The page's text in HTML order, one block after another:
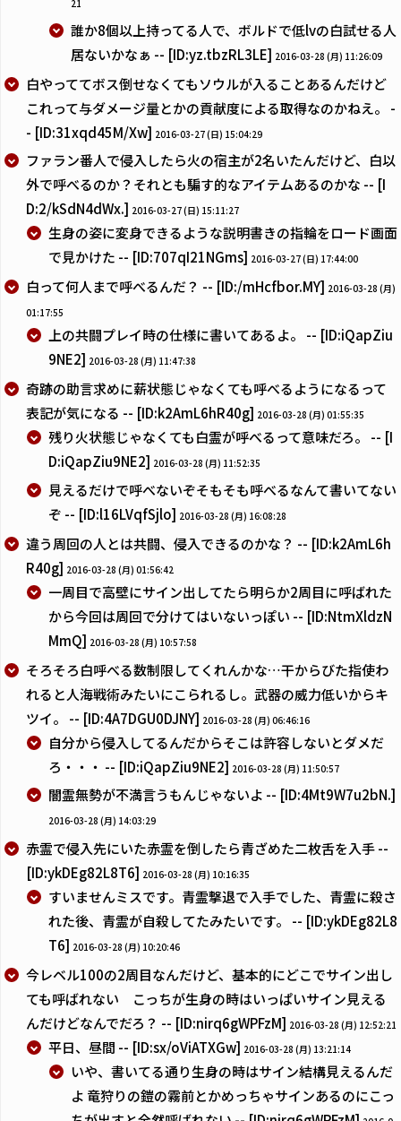
21
誰か8個以上持ってる人で、ボルドで低lvの白試せる人
居ないかなぁ -- [ID:yz.tbzRL3LE] 2016-03-28 (月) 11:26:09
白やっててボス倒せなくてもソウルが入ることあるんだけど
これって与ダメージ量とかの貢献度による取得なのかねえ。 -
- [ID:31xqd45M/Xw] 2016-03-27 (日) 15:04:29
ファラン番人で侵入したら火の宿主が2名いたんだけど、白以
外で呼べるのか？それとも騙す的なアイテムあるのかな -- [I
D:2/kSdN4dWx.] 2016-03-27 (日) 15:11:27
生身の姿に変身できるような説明書きの指輪をロード画面
で見かけた -- [ID:707qI21NGms] 2016-03-27 (日) 17:44:00
白って何人まで呼べるんだ？ -- [ID:/mHcfbor.MY] 2016-03-28 (月)
01:17:55
上の共闘プレイ時の仕様に書いてあるよ。 -- [ID:iQapZiu
9NE2] 2016-03-28 (月) 11:47:38
奇跡の助言求めに薪状態じゃなくても呼べるようになるって
表記が気になる -- [ID:k2AmL6hR40g] 2016-03-28 (月) 01:55:35
残り火状態じゃなくても白霊が呼べるって意味だろ。 -- [I
D:iQapZiu9NE2] 2016-03-28 (月) 11:52:35
見えるだけで呼べないぞそもそも呼べるなんて書いてない
ぞ -- [ID:l16LVqfSjlo] 2016-03-28 (月) 16:08:28
違う周回の人とは共闘、侵入できるのかな？ -- [ID:k2AmL6h
R40g] 2016-03-28 (月) 01:56:42
一周目で高壁にサイン出してたら明らか2周目に呼ばれた
から今回は周回で分けてはいないっぽい -- [ID:NtmXldzN
MmQ] 2016-03-28 (月) 10:57:58
そろそろ白呼べる数制限してくれんかな…干からびた指使わ
れると人海戦術みたいにこられるし。武器の威力低いからキ
ツイ。 -- [ID:4A7DGU0DJNY] 2016-03-28 (月) 06:46:16
自分から侵入してるんだからそこは許容しないとダメだ
ろ・・・ -- [ID:iQapZiu9NE2] 2016-03-28 (月) 11:50:57
闇霊無勢が不満言うもんじゃないよ -- [ID:4Mt9W7u2bN.]
2016-03-28 (月) 14:03:29
赤霊で侵入先にいた赤霊を倒したら青ざめた二枚舌を入手 --
[ID:ykDEg82L8T6] 2016-03-28 (月) 10:16:35
すいませんミスです。青霊撃退で入手でした、青霊に殺さ
れた後、青霊が自殺してたみたいです。 -- [ID:ykDEg82L8
T6] 2016-03-28 (月) 10:20:46
今レベル100の2周目なんだけど、基本的にどこでサイン出し
ても呼ばれない こっちが生身の時はいっぱいサイン見える
んだけどなんでだろ？ -- [ID:nirq6gWPFzM] 2016-03-28 (月) 12:52:21
平日、昼間 -- [ID:sx/oViATXGw] 2016-03-28 (月) 13:21:14
いや、書いてる通り生身の時はサイン結構見えるんだ
よ 竜狩りの鎧の霧前とかめっちゃサインあるのにこっ